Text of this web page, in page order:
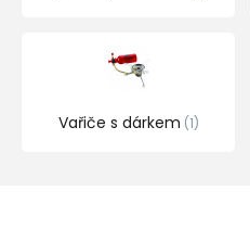
Vařiče s dárkem 1